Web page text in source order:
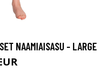
NAAMIAISASU - LARGE